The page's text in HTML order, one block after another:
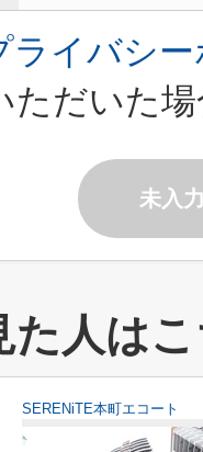
ライバシ
ただいた
未入
た人は
SERENiTE本町エコート